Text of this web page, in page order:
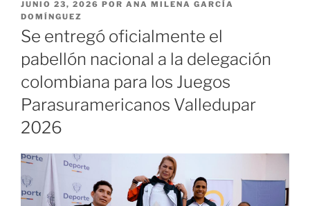
PUBLICADO
EL
JUNIO 23, 2026 POR ANA MILENA GARCÍA
DOMÍNGUEZ
Se entregó oficialmente el
pabellón nacional a la delegación
colombiana para los Juegos
Parasuramericanos Valledupar
2026